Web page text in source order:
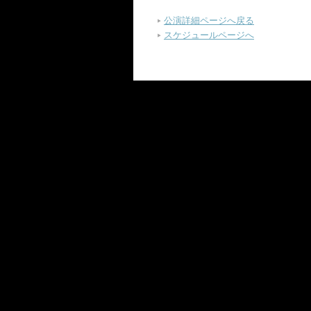
公演詳細ページへ戻る
スケジュールページへ